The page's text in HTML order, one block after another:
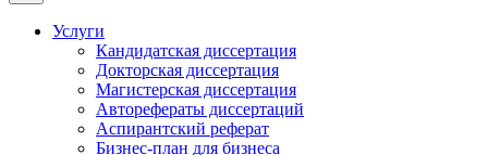
Услуги
Кандидатская диссертация
Докторская диссертация
Магистерская диссертация
Авторефераты диссертаций
Аспирантский реферат
Бизнес-план для бизнеса